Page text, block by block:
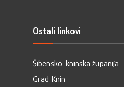
Ostali linkovi
Šibensko-kninska županija
Grad Knin